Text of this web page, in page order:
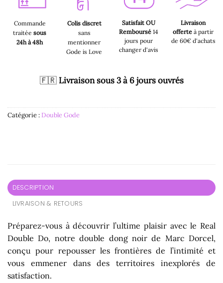
Commande
traitée sous
24h à 48h
Colis discret
sans
mentionner
Gode is Love
Satisfait OU
Remboursé14
jours pour
changer d'avis
Livraison
offerte à partir
de 60€ d'achats
🇫🇷 Livraison sous 3 à 6 jours ouvrés
Catégorie :Double Gode
DESCRIPTION
LIVRAISON & RETOURS
Préparez-vous à découvrir l’ultime plaisir avec le Real
Double Do, notre double dong noir de Marc Dorcel,
conçu pour repousser les frontières de l’intimité et
vous emmener dans des territoires inexplorés de
satisfaction.